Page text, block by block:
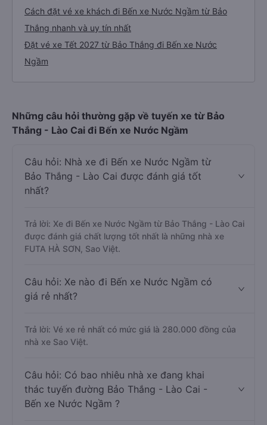
Cách đặt vé xe khách đi Bến xe Nước Ngầm từ Bảo
Thắng nhanh và uy tín nhất
Đặt vé xe Tết 2027 từ Bảo Thắng đi Bến xe Nước
Ngầm
Những câu hỏi thường gặp về tuyến xe từ Bảo
Thắng - Lào Cai đi Bến xe Nước Ngầm
Câu hỏi: Nhà xe đi Bến xe Nước Ngầm từ
Bảo Thắng - Lào Cai được đánh giá tốt
nhất?
Trả lời: Xe đi Bến xe Nước Ngầm từ Bảo Thắng - Lào Cai
được đánh giá chất lượng tốt nhất là những nhà xe
FUTA HÀ SƠN, Sao Việt.
Câu hỏi: Xe nào đi Bến xe Nước Ngầm có
giá rẻ nhất?
Trả lời: Vé xe rẻ nhất có mức giá là 280.000 đồng của
nhà xe Sao Việt.
Câu hỏi: Có bao nhiêu nhà xe đang khai
thác tuyến đường Bảo Thắng - Lào Cai -
Bến xe Nước Ngầm ?